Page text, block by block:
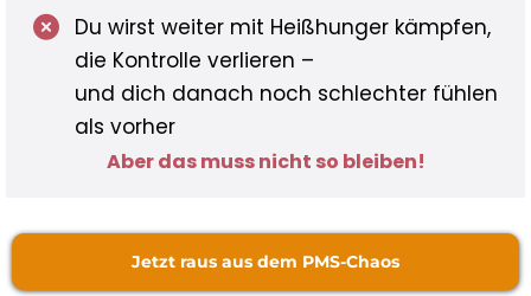
Du wirst weiter mit Heißhunger kämpfen,
die Kontrolle verlieren –
und dich danach noch schlechter fühlen
als vorher
Aber das muss nicht so bleiben!
Jetzt raus aus dem PMS-Chaos